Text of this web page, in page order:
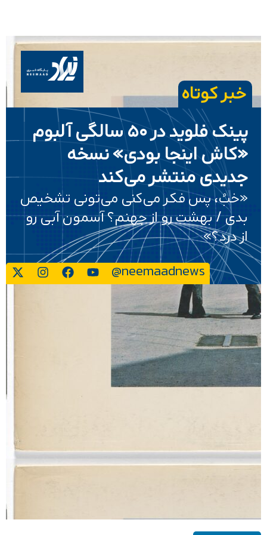
خبر کوتاه
پینک فلوید در ۵۰ سالگی آلبوم
«کاش اینجا بودی» نسخه
جدیدی منتشر می‌کند
«خبُ، پس فکر می‌کنی می‌تونی تشخیص
بدی / بهشت رو از جهنم؟ آسمون آبی رو
از درد؟»
@neemaadnews